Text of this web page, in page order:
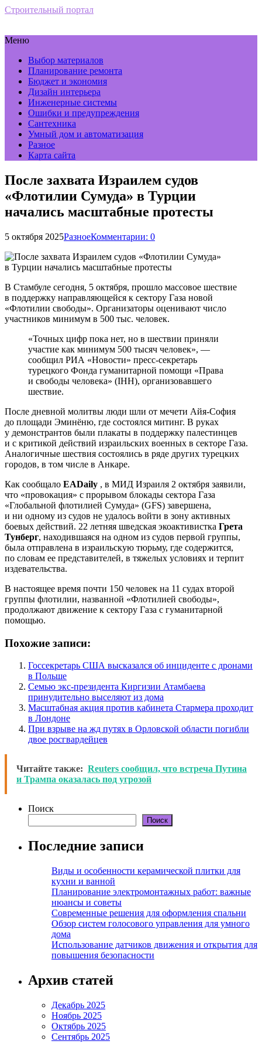
Строительный портал
Меню
Выбор материалов
Планирование ремонта
Бюджет и экономия
Дизайн интерьера
Инженерные системы
Ошибки и предупреждения
Сантехника
Умный дом и автоматизация
Разное
Карта сайта
После захвата Израилем судов
«Флотилии Сумуда» в Турции
начались масштабные протесты
5 октября 2025РазноеКомментарии: 0
В Стамбуле сегодня, 5 октября, прошло массовое шествие
в поддержку направляющейся к сектору Газа новой
«Флотилии свободы». Организаторы оценивают число
участников минимум в 500 тыс. человек.
«Точных цифр пока нет, но в шествии приняли
участие как минимум 500 тысяч человек», —
сообщил РИА «Новости» пресс-секретарь
турецкого Фонда гуманитарной помощи «Права
и свободы человека» (IHH), организовавшего
шествие.
После дневной молитвы люди шли от мечети Айя-София
до площади Эминёню, где состоялся митинг. В руках
у демонстрантов были плакаты в поддержку палестинцев
и с критикой действий израильских военных в секторе Газа.
Аналогичные шествия состоялись в ряде других турецких
городов, в том числе в Анкаре.
Как сообщало EADaily , в МИД Израиля 2 октября заявили,
что «провокация» с прорывом блокады сектора Газа
«Глобальной флотилией Сумуда» (GFS) завершена,
и ни одному из судов не удалось войти в зону активных
боевых действий. 22 летняя шведская экоактивистка Грета
Тунберг, находившаяся на одном из судов первой группы,
была отправлена в израильскую тюрьму, где содержится,
по словам ее представителей, в тяжелых условиях и терпит
издевательства.
В настоящее время почти 150 человек на 11 судах второй
группы флотилии, названной «Флотилией свободы»,
продолжают движение к сектору Газа с гуманитарной
помощью.
Похожие записи:
Госсекретарь США высказался об инциденте с дронами
в Польше
Семью экс-президента Киргизии Атамбаева
принудительно выселяют из дома
Масштабная акция против кабинета Стармера проходит
в Лондоне
При взрыве на жд путях в Орловской области погибли
двое росгвардейцев
Читайте также: Reuters сообщил, что встреча Путина
и Трампа оказалась под угрозой
Поиск
Поиск
Последние записи
Виды и особенности керамической плитки для
кухни и ванной
Планирование электромонтажных работ: важные
нюансы и советы
Современные решения для оформления спальни
Обзор систем голосового управления для умного
дома
Использование датчиков движения и открытия для
повышения безопасности
Архив статей
Декабрь 2025
Ноябрь 2025
Октябрь 2025
Сентябрь 2025